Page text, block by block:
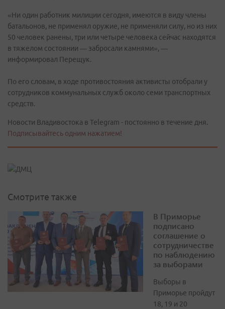
«Ни один работник милиции сегодня, имеются в виду члены
батальонов, не применял оружие, не применяли силу, но из них
50 человек ранены, три или четыре человека сейчас находятся
в тяжелом состоянии — забросали камнями», —
информировал Перещук.
По его словам, в ходе противостояния активисты отобрали у
сотрудников коммунальных служб около семи транспортных
средств.
Новости Владивостока в Telegram - постоянно в течение дня.
Подписывайтесь одним нажатием!
Смотрите также
В Приморье
подписано
соглашение о
сотрудничестве
по наблюдению
за выборами
Выборы в
Приморье пройдут
18, 19 и 20